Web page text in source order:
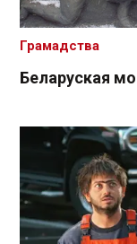
Беларуская
Грамадства